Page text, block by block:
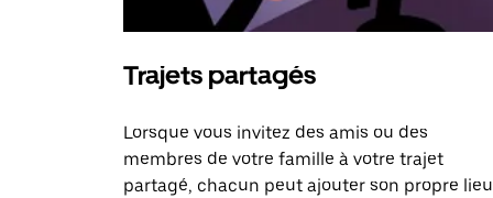
Trajets partagés
Lorsque vous invitez des amis ou des
membres de votre famille à votre trajet
partagé, chacun peut ajouter son propre lieu